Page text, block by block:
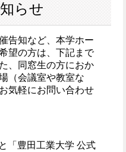
らせ
告知など、本学ホー
望の方は、下記まで
、同窓生の方におか
（会議室や教室な
気軽にお問い合わせ
「豊田工業大学 公式